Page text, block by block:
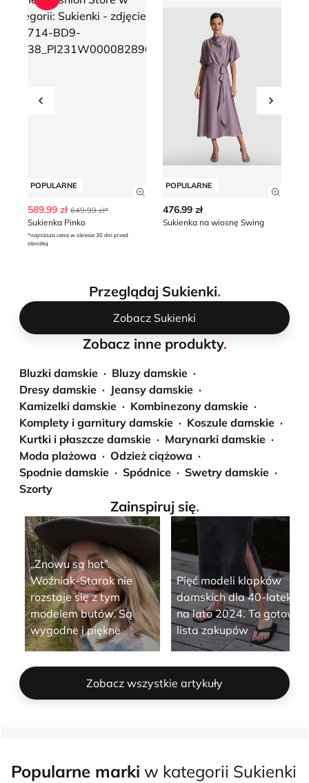
Przesuń w lewo
POPULARNE
Zobacz szczegóły produktu
589.99 zł 649.99 zł*
Sukienka Pinko
*najniższa cena w okresie 30 dni przed
obniżką
POPULARNE
476.99 zł
Sukienka na wiosnę Swing
Przeglądaj Sukienki.
Zobacz Sukienki
Zobacz inne produkty.
Bluzki damskie
Bluzy damskie
Dresy damskie
Jeansy damskie
Kamizelki damskie
Kombinezony damskie
Komplety i garnitury damskie
Koszule damskie
Kurtki i płaszcze damskie
Marynarki damskie
Moda plażowa
Odzież ciążowa
Spodnie damskie
Spódnice
Swetry damskie
Szorty
Zainspiruj się.
„Znowu są hot”.
Woźniak-Starak nie
rozstaje się z tym
modelem butów. Są
wygodne i piękne
Pięć modeli klapków
damskich dla 40-latek
na lato 2024. To gotowa
lista zakupów
Zobacz wszystkie artykuły
Popularne marki w kategorii Sukienki